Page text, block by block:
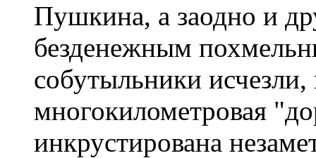
Пушкина, а заодно и
безденежным
собутыльники
многокилометровая
инкрустирована